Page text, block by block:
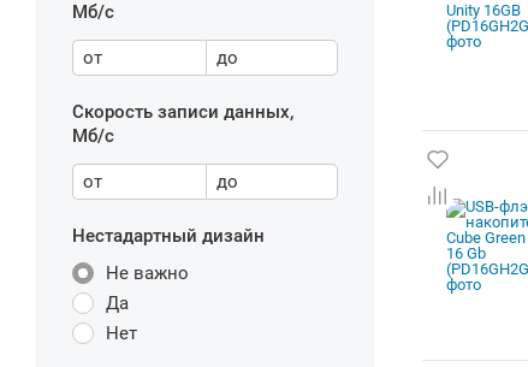
Мб/с
от до
Скорость записи данных,
Мб/с
от до
Нестадартный дизайн
Не важно
Да
Нет